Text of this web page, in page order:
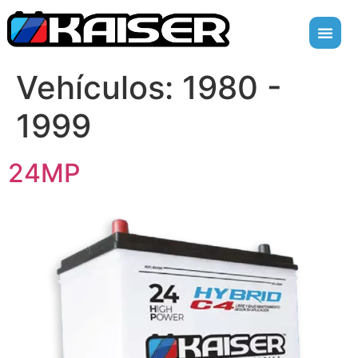
Vehículos: 1980 -
1999
24MP